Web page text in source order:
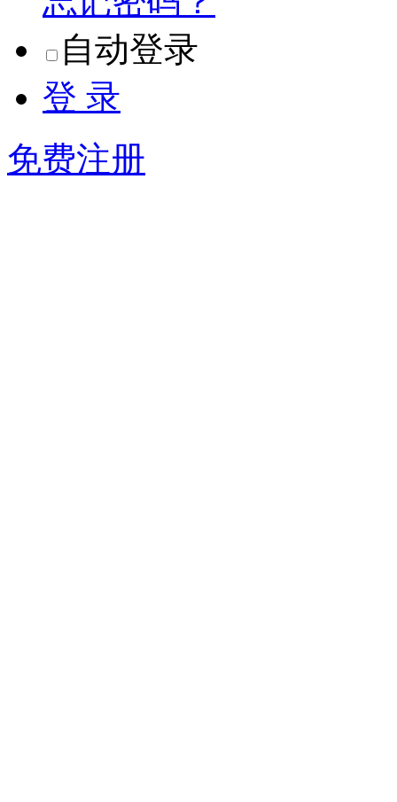
自动登录
登 录
免费注册